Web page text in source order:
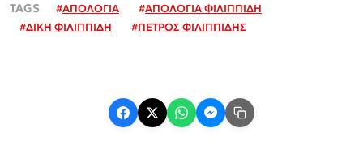
#ΑΠΟΛΟΓΙΑ #ΑΠΟΛΟΓΙΑ ΦΙΛΙΠΠΙΔΗ
#ΔΙΚΗ ΦΙΛΙΠΠΙΔΗ #ΠΕΤΡΟΣ ΦΙΛΙΠΠΙΔΗΣ